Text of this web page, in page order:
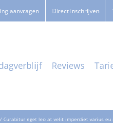
aanvragen Direct inschrijven
Reviews
Curabitur eget leo at velit imperdiet varius